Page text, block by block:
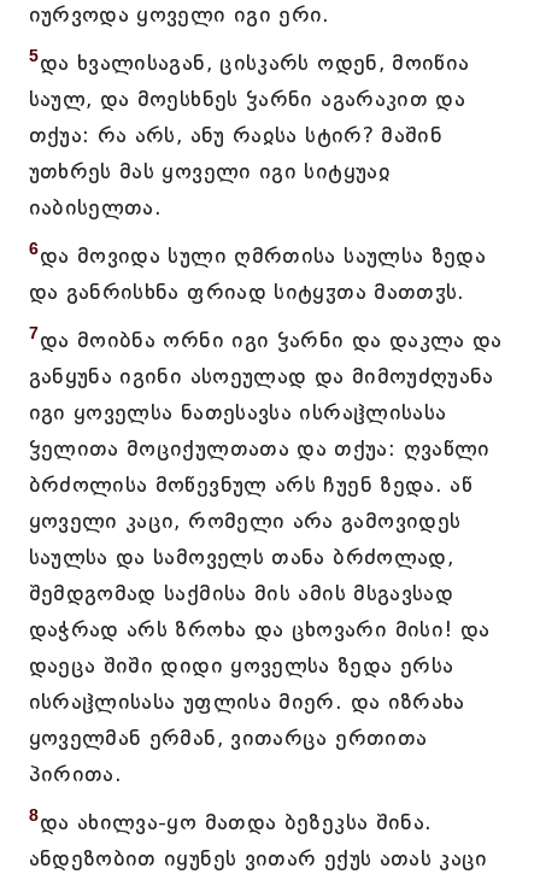
იურვოდა ყოველი იგი ერი.
5და ხვალისაგან, ცისკარს ოდენ, მოიწია
საულ, და მოესხნეს ჴარნი აგარაკით და
თქუა: რა არს, ანუ რაჲსა სტირ? მაშინ
უთხრეს მას ყოველი იგი სიტყუაჲ
იაბისელთა.
6და მოვიდა სული ღმრთისა საულსა ზედა
და განრისხნა ფრიად სიტყჳთა მათთჳს.
7და მოიბნა ორნი იგი ჴარნი და დაკლა და
განყუნა იგინი ასოეულად და მიმოუძღუანა
იგი ყოველსა ნათესავსა ისრაჱლისასა
ჴელითა მოციქულთათა და თქუა: ღვაწლი
ბრძოლისა მოწევნულ არს ჩუენ ზედა. აწ
ყოველი კაცი, რომელი არა გამოვიდეს
საულსა და სამოველს თანა ბრძოლად,
შემდგომად საქმისა მის ამის მსგავსად
დაჭრად არს ზროხა და ცხოვარი მისი! და
დაეცა შიში დიდი ყოველსა ზედა ერსა
ისრაჱლისასა უფლისა მიერ. და იზრახა
ყოველმან ერმან, ვითარცა ერთითა
პირითა.
8და ახილვა-ყო მათდა ბეზეკსა შინა.
ანდეზობით იყუნეს ვითარ ექუს ათას კაცი